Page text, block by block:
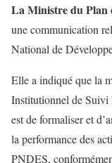
La Ministre du Plan
une communication
National de
Elle a indiqué que la
Institutionnel de
est de formaliser et
la performance des
PNDES,